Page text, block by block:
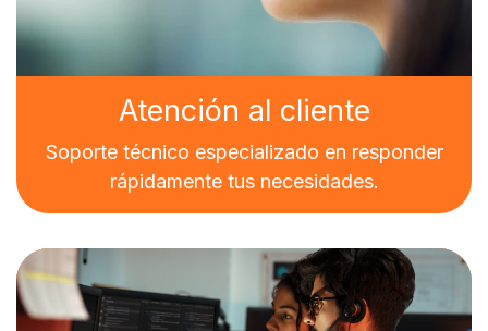
Atención al cliente
Soporte técnico especializado en responder
rápidamente tus necesidades.